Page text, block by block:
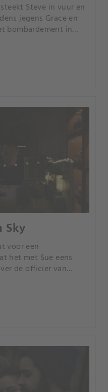
Steve in vuur en
jegens Grace en
bombardement in
Sky
voor een
het met Sue eens
de officier van